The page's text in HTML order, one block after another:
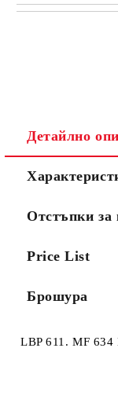
Детайлно
Отстъпки за
Price List
Брошура
LBP 611. MF 634